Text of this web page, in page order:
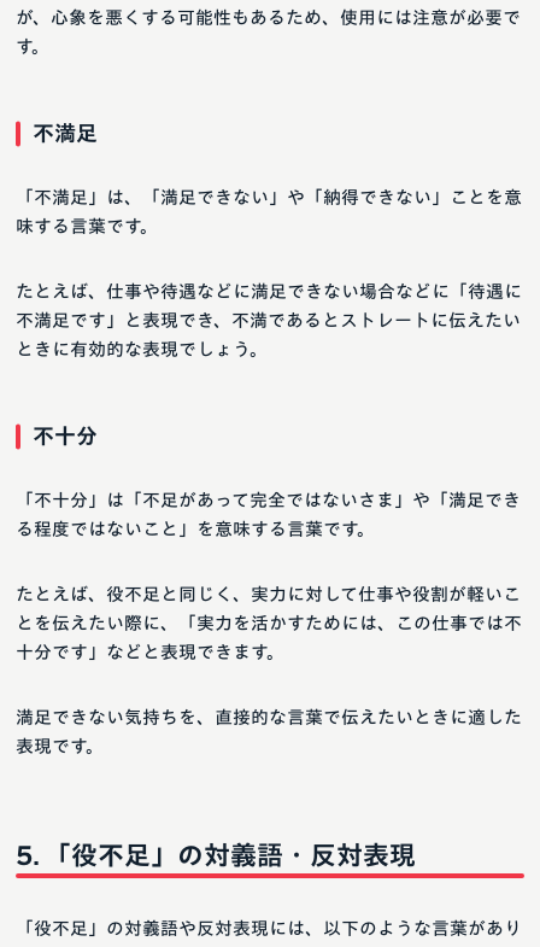
が、心象を悪くする可能性もあるため、使用には注意が必要で
す。
不満足
「不満足」は、「満足できない」や「納得できない」ことを意
味する言葉です。
たとえば、仕事や待遇などに満足できない場合などに「待遇に
不満足です」と表現でき、不満であるとストレートに伝えたい
ときに有効的な表現でしょう。
不十分
「不十分」は「不足があって完全ではないさま」や「満足でき
る程度ではないこと」を意味する言葉です。
たとえば、役不足と同じく、実力に対して仕事や役割が軽いこ
とを伝えたい際に、「実力を活かすためには、この仕事では不
十分です」などと表現できます。
満足できない気持ちを、直接的な言葉で伝えたいときに適した
表現です。
「役不足」の対義語・反対表現
「役不足」の対義語や反対表現には、以下のような言葉があり